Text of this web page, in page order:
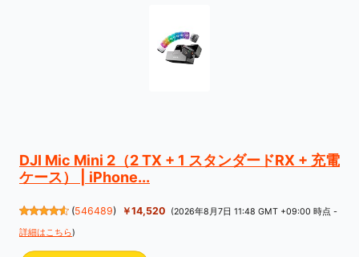
DJI Mic Mini 2（2 TX + 1 スタンダードRX + 充電
ケース） | iPhone...
(546489) ￥14,520
(2026年8月7日 11:48 GMT +09:00 時点 -
詳細はこちら)